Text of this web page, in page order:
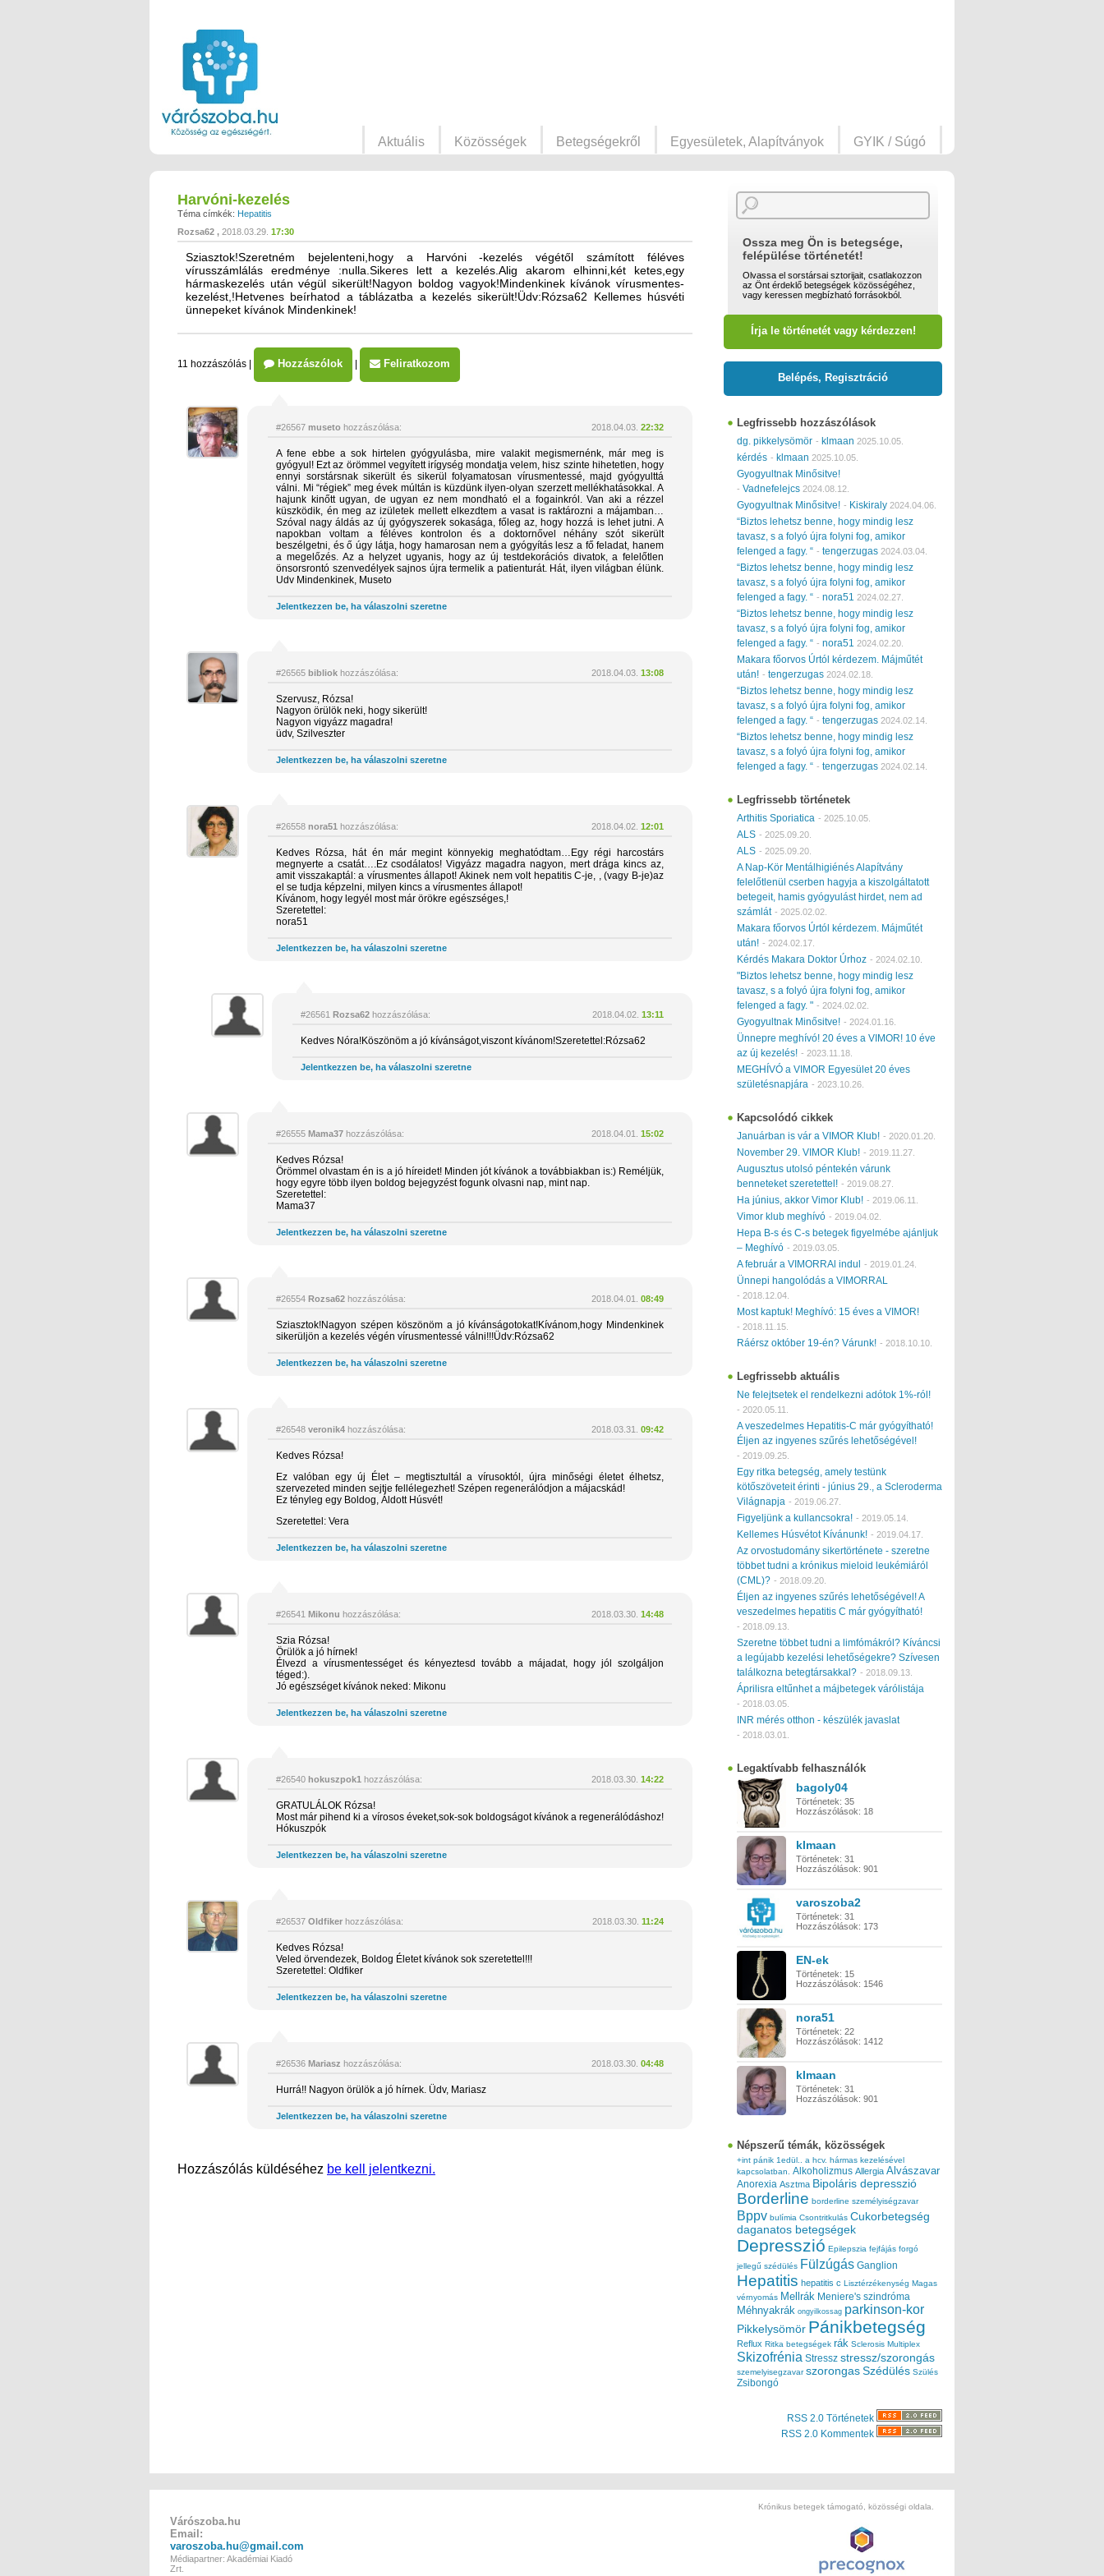
Aktuális Közösségek Betegségekről Egyesületek, Alapítványok GYIK / Súgó
Harvóni-kezelés
Téma címkék: Hepatitis
Rozsa62
2018.03.29. 17:30
Sziasztok!Szeretném bejelenteni,hogy a Harvóni -kezelés végétől számított féléves
vírusszámlálás eredménye :nulla.Sikeres lett a kezelés.Alig akarom elhinni,két ketes,egy
hármaskezelés után végül sikerült!Nagyon boldog vagyok!Mindenkinek kívánok vírusmentes-
kezelést,!Hetvenes beírhatod a táblázatba a kezelés sikerült!Üdv:Rózsa62 Kellemes húsvéti
ünnepeket kívánok Mindenkinek!
11 hozzászólás | Hozzászólok | Feliratkozom
#26567 museto hozzászólása: 2018.04.03. 22:32
A fene ebbe a sok hirtelen gyógyulásba, mire valakit megismernénk, már meg is
gyógyul! Ezt az örömmel vegyített irígység mondatja velem, hisz szinte hihetetlen, hogy
ennyi sorstársnak sikerült és sikerül folyamatosan vírusmentessé, majd gyógyulttá
válni. Mi “régiek” meg évek múltán is küzdünk ilyen-olyan szerzett mellékhatásokkal. A
hajunk kinőtt ugyan, de ugyan ez nem mondható el a fogainkról. Van aki a rézzel
küszködik, én meg az izületek mellett elkezdtem a vasat is raktározni a májamban…
Szóval nagy áldás az új gyógyszerek sokasága, főleg az, hogy hozzá is lehet jutni. A
napokban voltam a féléves kontrolon és a doktornővel néhány szót sikerült
beszélgetni, és ő úgy látja, hogy hamarosan nem a gyógyítás lesz a fő feladat, hanem
a megelőzés. Az a helyzet ugyanis, hogy az új testdekorációs divatok, a felelőtlen
önsorsrontó szenvedélyek sajnos újra termelik a patienturát. Hát, ilyen világban élünk.
Udv Mindenkinek, Museto
Jelentkezzen be, ha válaszolni szeretne
#26565 bibliok hozzászólása: 2018.04.03. 13:08
Szervusz, Rózsa!
Nagyon örülök neki, hogy sikerült!
Nagyon vigyázz magadra!
üdv, Szilveszter
Jelentkezzen be, ha válaszolni szeretne
#26558 nora51 hozzászólása: 2018.04.02. 12:01
Kedves Rózsa, hát én már megint könnyekig meghatódtam…Egy régi harcostárs
megnyerte a csatát….Ez csodálatos! Vigyázz magadra nagyon, mert drága kincs az,
amit visszakaptál: a vírusmentes állapot! Akinek nem volt hepatitis C-je, , (vagy B-je)az
el se tudja képzelni, milyen kincs a vírusmentes állapot!
Kívánom, hogy legyél most már örökre egészséges,!
Szeretettel:
nora51
Jelentkezzen be, ha válaszolni szeretne
#26561 Rozsa62 hozzászólása: 2018.04.02. 13:11
Kedves Nóra!Köszönöm a jó kívánságot,viszont kívánom!Szeretettel:Rózsa62
Jelentkezzen be, ha válaszolni szeretne
#26555 Mama37 hozzászólása: 2018.04.01. 15:02
Kedves Rózsa!
Örömmel olvastam én is a jó híreidet! Minden jót kívánok a továbbiakban is:) Reméljük,
hogy egyre több ilyen boldog bejegyzést fogunk olvasni nap, mint nap.
Szeretettel:
Mama37
Jelentkezzen be, ha válaszolni szeretne
#26554 Rozsa62 hozzászólása: 2018.04.01. 08:49
Sziasztok!Nagyon szépen köszönöm a jó kívánságotokat!Kívánom,hogy Mindenkinek
sikerüljön a kezelés végén vírusmentessé válni!!!Üdv:Rózsa62
Jelentkezzen be, ha válaszolni szeretne
#26548 veronik4 hozzászólása: 2018.03.31. 09:42
Kedves Rózsa!
Ez valóban egy új Élet – megtisztultál a vírusoktól, újra minőségi életet élhetsz,
szervezeted minden sejtje fellélegezhet! Szépen regenerálódjon a májacskád!
Ez tényleg egy Boldog, Áldott Húsvét!
Szeretettel: Vera
Jelentkezzen be, ha válaszolni szeretne
#26541 Mikonu hozzászólása: 2018.03.30. 14:48
Szia Rózsa!
Örülök a jó hírnek!
Élvezd a vírusmentességet és kényeztesd tovább a májadat, hogy jól szolgáljon
téged:).
Jó egészséget kívánok neked: Mikonu
Jelentkezzen be, ha válaszolni szeretne
#26540 hokuszpok1 hozzászólása: 2018.03.30. 14:22
GRATULÁLOK Rózsa!
Most már pihend ki a vírosos éveket,sok-sok boldogságot kívánok a regenerálódáshoz!
Hókuszpók
Jelentkezzen be, ha válaszolni szeretne
#26537 Oldfiker hozzászólása: 2018.03.30. 11:24
Kedves Rózsa!
Veled örvendezek, Boldog Életet kívánok sok szeretettel!!!
Szeretettel: Oldfiker
Jelentkezzen be, ha válaszolni szeretne
#26536 Mariasz hozzászólása: 2018.03.30. 04:48
Hurrá!! Nagyon örülök a jó hírnek. Üdv, Mariasz
Jelentkezzen be, ha válaszolni szeretne
Hozzászólás küldéséhez be kell jelentkezni.
Ossza meg Ön is betegsége,
felépülése történetét!
Olvassa el sorstársai sztorijait, csatlakozzon
az Önt érdeklő betegségek közösségéhez,
vagy keressen megbízható forrásokból.
Írja le történetét vagy kérdezzen!
Belépés, Regisztráció
Legfrissebb hozzászólások
dg. pikkelysömör - klmaan 2025.10.05.
kérdés - klmaan 2025.10.05.
Gyogyultnak Minősitve!
- Vadnefelejcs 2024.08.12.
Gyogyultnak Minősitve! - Kiskiraly 2024.04.06.
“Biztos lehetsz benne, hogy mindig lesz
tavasz, s a folyó újra folyni fog, amikor
felenged a fagy. “ - tengerzugas 2024.03.04.
“Biztos lehetsz benne, hogy mindig lesz
tavasz, s a folyó újra folyni fog, amikor
felenged a fagy. “ - nora51 2024.02.27.
“Biztos lehetsz benne, hogy mindig lesz
tavasz, s a folyó újra folyni fog, amikor
felenged a fagy. “ - nora51 2024.02.20.
Makara főorvos Úrtól kérdezem. Májműtét
után! - tengerzugas 2024.02.18.
“Biztos lehetsz benne, hogy mindig lesz
tavasz, s a folyó újra folyni fog, amikor
felenged a fagy. “ - tengerzugas 2024.02.14.
“Biztos lehetsz benne, hogy mindig lesz
tavasz, s a folyó újra folyni fog, amikor
felenged a fagy. “ - tengerzugas 2024.02.14.
Legfrissebb történetek
Arthitis Sporiatica - 2025.10.05.
ALS - 2025.09.20.
ALS - 2025.09.20.
A Nap-Kör Mentálhigiénés Alapítvány
felelőtlenül cserben hagyja a kiszolgáltatott
betegeit, hamis gyógyulást hirdet, nem ad
számlát - 2025.02.02.
Makara főorvos Úrtól kérdezem. Májműtét
után! - 2024.02.17.
Kérdés Makara Doktor Úrhoz - 2024.02.10.
"Biztos lehetsz benne, hogy mindig lesz
tavasz, s a folyó újra folyni fog, amikor
felenged a fagy. " - 2024.02.02.
Gyogyultnak Minősitve! - 2024.01.16.
Ünnepre meghívó! 20 éves a VIMOR! 10 éve
az új kezelés! - 2023.11.18.
MEGHÍVÓ a VIMOR Egyesület 20 éves
születésnapjára - 2023.10.26.
Kapcsolódó cikkek
Januárban is vár a VIMOR Klub! - 2020.01.20.
November 29. VIMOR Klub! - 2019.11.27.
Augusztus utolsó péntekén várunk
benneteket szeretettel! - 2019.08.27.
Ha június, akkor Vimor Klub! - 2019.06.11.
Vimor klub meghívó - 2019.04.02.
Hepa B-s és C-s betegek figyelmébe ajánljuk
– Meghívó - 2019.03.05.
A február a VIMORRAl indul - 2019.01.24.
Ünnepi hangolódás a VIMORRAL
- 2018.12.04.
Most kaptuk! Meghívó: 15 éves a VIMOR!
- 2018.11.15.
Ráérsz október 19-én? Várunk! - 2018.10.10.
Legfrissebb aktuális
Ne felejtsetek el rendelkezni adótok 1%-ról!
- 2020.05.11.
A veszedelmes Hepatitis-C már gyógyítható!
Éljen az ingyenes szűrés lehetőségével!
- 2019.09.25.
Egy ritka betegség, amely testünk
kötőszöveteit érinti - június 29., a Scleroderma
Világnapja - 2019.06.27.
Figyeljünk a kullancsokra! - 2019.05.14.
Kellemes Húsvétot Kívánunk! - 2019.04.17.
Az orvostudomány sikertörténete - szeretne
többet tudni a krónikus mieloid leukémiáról
(CML)? - 2018.09.20.
Éljen az ingyenes szűrés lehetőségével! A
veszedelmes hepatitis C már gyógyítható!
- 2018.09.13.
Szeretne többet tudni a limfómákról? Kíváncsi
a legújabb kezelési lehetőségekre? Szívesen
találkozna betegtársakkal? - 2018.09.13.
Áprilisra eltűnhet a májbetegek várólistája
- 2018.03.05.
INR mérés otthon - készülék javaslat
- 2018.03.01.
Legaktívabb felhasználók
bagoly04
Történetek: 35
Hozzászólások: 18
klmaan
Történetek: 31
Hozzászólások: 901
varoszoba2
Történetek: 31
Hozzászólások: 173
EN-ek
Történetek: 15
Hozzászólások: 1546
nora51
Történetek: 22
Hozzászólások: 1412
klmaan
Történetek: 31
Hozzászólások: 901
Népszerű témák, közösségek
+int pánik 1edül..
a hcv. hármas kezelésével
kapcsolatban.
Alkoholizmus Allergia Alvászavar
Anorexia Asztma Bipoláris depresszió
Borderline borderline személyiségzavar
Bppv bulímia Csontritkulás Cukorbetegség
daganatos betegségek
Depresszió Epilepszia fejfájás forgó
jellegű szédülés Fülzúgás Ganglion
Hepatitis hepatitis c Lisztérzékenység Magas
vérnyomás Mellrák Meniere's szindróma
Méhnyakrák ongyilkossag parkinson-kor
Pikkelysömör Pánikbetegség
Reflux Ritka betegségek rák Sclerosis Multiplex
Skizofrénia Stressz stressz/szorongás
szemelyisegzavar szorongas Szédülés Szülés
Zsibongó
RSS 2.0 Történetek
RSS 2.0 Kommentek
Várószoba.hu
Email:
varoszoba.hu@gmail.com
Médiapartner: Akadémiai Kiadó
Zrt.
Krónikus betegek támogató, közösségi oldala.